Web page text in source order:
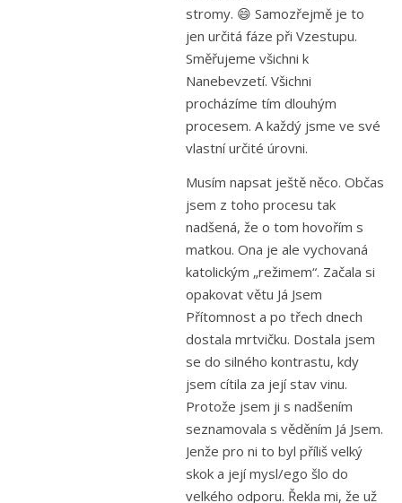
stromy. 😄 Samozřejmě je to
jen určitá fáze při Vzestupu.
Směřujeme všichni k
Nanebevzetí. Všichni
procházíme tím dlouhým
procesem. A každý jsme ve své
vlastní určité úrovni.
Musím napsat ještě něco. Občas
jsem z toho procesu tak
nadšená, že o tom hovořím s
matkou. Ona je ale vychovaná
katolickým „režimem“. Začala si
opakovat větu Já Jsem
Přítomnost a po třech dnech
dostala mrtvičku. Dostala jsem
se do silného kontrastu, kdy
jsem cítila za její stav vinu.
Protože jsem ji s nadšením
seznamovala s věděním Já Jsem.
Jenže pro ni to byl příliš velký
skok a její mysl/ego šlo do
velkého odporu. Řekla mi, že už